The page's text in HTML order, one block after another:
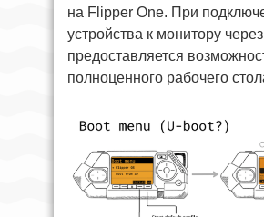
на Flipper One. При
устройства к монитору
предоставляется
полноценного рабочего